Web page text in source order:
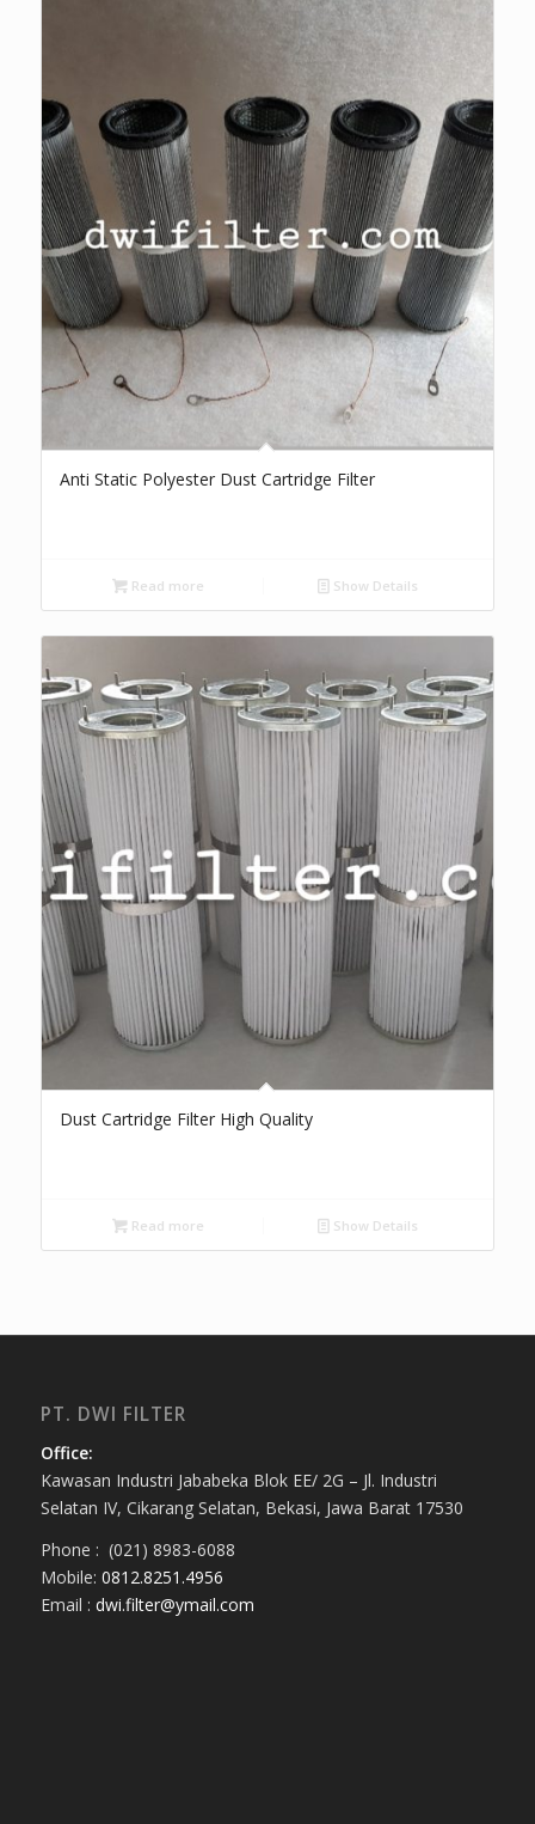
Anti Static Polyester Dust Cartridge Filter
Read more Show Details
Dust Cartridge Filter High Quality
Read more Show Details
PT. DWI FILTER
Office:
Kawasan Industri Jababeka Blok EE/ 2G – Jl. Industri
Selatan IV, Cikarang Selatan, Bekasi, Jawa Barat 17530
Phone : (021) 8983-6088
Mobile: 0812.8251.4956
Email : dwi.filter@ymail.com